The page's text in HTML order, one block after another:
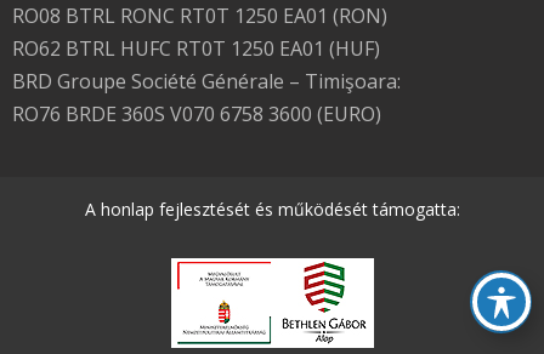
RO08 BTRL RONC RT0T 1250 EA01 (RON)
RO62 BTRL HUFC RT0T 1250 EA01 (HUF)
BRD Groupe Société Générale – Timişoara:
RO76 BRDE 360S V070 6758 3600 (EURO)
A honlap fejlesztését és működését támogatta: